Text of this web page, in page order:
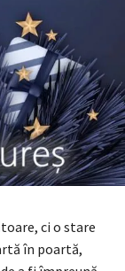
ci o stare
în poartă,